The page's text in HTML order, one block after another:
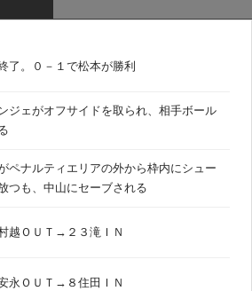
永ＯＵＴ→８住田ＩＮ
越ＯＵＴ→２３滝ＩＮ
ペナルティエリアの外から枠内にシュー
つも、中山にセーブされる
ジェがオフサイドを取られ、相手ボール
了。０－１で松本が勝利